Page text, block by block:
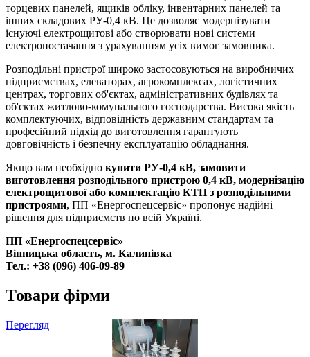
торцевих панелей, ящиків обліку, інвентарних панелей та
інших складових РУ-0,4 кВ. Це дозволяє модернізувати
існуючі електрощитові або створювати нові системи
електропостачання з урахуванням усіх вимог замовника.
Розподільні пристрої широко застосовуються на виробничих
підприємствах, елеваторах, агрокомплексах, логістичних
центрах, торгових об'єктах, адміністративних будівлях та
об'єктах житлово-комунального господарства. Висока якість
комплектуючих, відповідність державним стандартам та
професійний підхід до виготовлення гарантують
довговічність і безпечну експлуатацію обладнання.
Якщо вам необхідно купити РУ-0,4 кВ, замовити
виготовлення розподільного пристрою 0,4 кВ, модернізацію
електрощитової або комплектацію КТП з розподільними
пристроями, ПП «Енергоспецсервіс» пропонує надійні
рішення для підприємств по всій Україні.
ПП «Енергоспецсервіс»
Вінницька область, м. Калинівка
Тел.: +38 (096) 406-09-89
Товари фірми
Перегляд